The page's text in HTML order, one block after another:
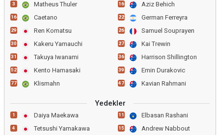
3 Matheus Thuler
16 Caetano
29 Ren Komatsu
30 Kakeru Yamauchi
31 Takuya Iwanami
52 Kento Hamasaki
77 Klismahn
16 Aziz Behich
22 German Ferreyra
26 Samuel Souprayen
27 Kai Trewin
36 Harrison Shillington
39 Emin Durakovic
47 Kavian Rahmani
Yedekler
1 Daiya Maekawa
4 Tetsushi Yamakawa
11 Elbasan Rashani
15 Andrew Nabbout